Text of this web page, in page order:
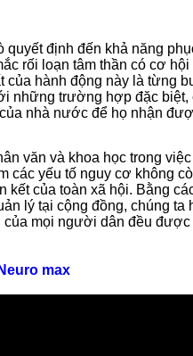
quyết định đến khả năng
rối loạn tâm thần có cơ
của hành động này là từng
những trường hợp đặc
nhà nước để họ nhận
văn và khoa học trong
các yếu tố nguy cơ không
của toàn xã hội. Bằng
lý tại cộng đồng, chúng ta
mọi người dân đều được
max